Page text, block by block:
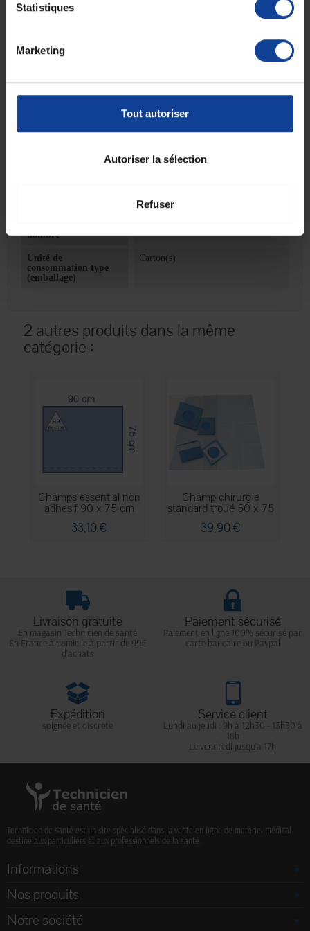
Statistiques
Marketing
Tout autoriser
Autoriser la sélection
Refuser
Facile à utiliser :
Sa conception adhésive permet une
application rapide et précise, garantissant une couverture
Indications :
nombre
Unité de
consommation type
(emballage)
Carton(s)
2 autres produits dans la même
catégorie :
Champs essential non
adhesif 90 x 75 cm
33,10 €
Champ chirurgie
standard troué 50 x 75
cm
39,90 €
Livraison gratuite
En magasin Technicien de santé
En France à domicile à partir de 99€
d'achats
Paiement sécurisé
Paiement en ligne 100% sécurisé par
carte bancaire ou Paypal
Expédition
soignée et discrète
Service client
Lundi au jeudi : 9h à 12h30 - 13h30 à
18h
Le vendredi jusqu'à 17h
Technicien de santé est un site spécialisé dans la vente en ligne de matériel médical
destiné aux particuliers et aux professionnels de la santé.
Informations
Nos produits
Notre société